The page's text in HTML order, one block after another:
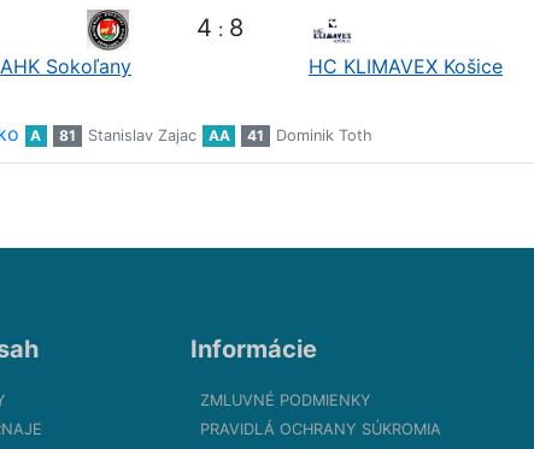
AHK Sokoľany
4 : 8
HC KLIMAVEX Košice
A 81 Stanislav Zajac AA 41 Dominik Toth
Informácie
ZMLUVNÉ PODMIENKY
PRAVIDLÁ OCHRANY SÚKROMIA